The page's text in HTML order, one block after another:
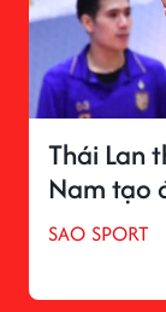
Thái Lan
Nam tạo
SAO SPORT